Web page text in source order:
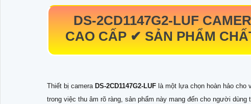
DS-2CD1147G2-LUF
CAO CẤP ✔ SẢN PHẨM
Thiết bị camera DS-2CD1147G2-LUF là một lựa chọn hoàn hảo
trong việc thu âm rõ ràng, sản phẩm này mang đến cho người